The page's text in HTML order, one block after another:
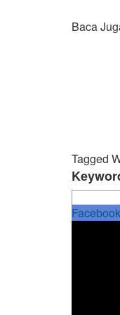
Baca
Tagged
Facebook